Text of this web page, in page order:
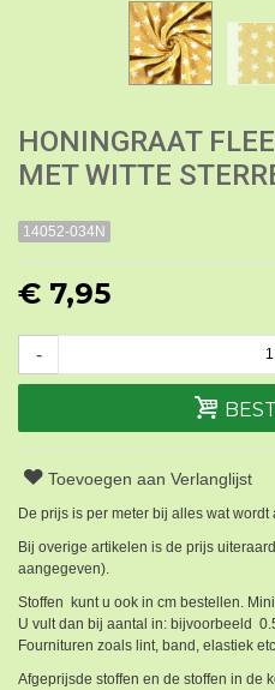
HONINGRAAT
MET WITTE
14052-034N
€ 7,95
-
Toevoegen aan Verlanglijst
De prijs is per meter bij alles wat wordt
Bij overige artikelen is de prijs
aangegeven).
Stoffen kunt u ook in cm bestellen.
U vult dan bij aantal in: bijvoorbeeld
Fournituren zoals lint, band, elastiek
Afgeprijsde stoffen en de stoffen in de